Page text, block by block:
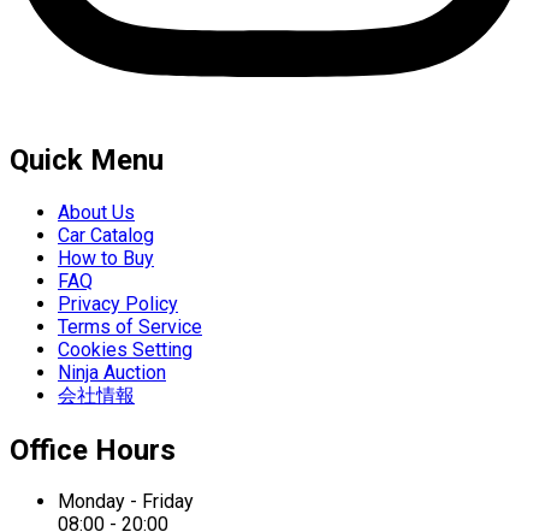
Quick Menu
About Us
Car Catalog
How to Buy
FAQ
Privacy Policy
Terms of Service
Cookies Setting
Ninja Auction
会社情報
Office Hours
Monday - Friday
08:00 - 20:00